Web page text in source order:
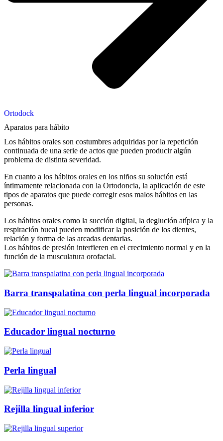
Ortodock
Aparatos para hábito
Los hábitos orales son costumbres adquiridas por la repetición
continuada de una serie de actos que pueden producir algún
problema de distinta severidad.
En cuanto a los hábitos orales en los niños su solución está
íntimamente relacionada con la Ortodoncia, la aplicación de este
tipos de aparatos que puede corregir esos malos hábitos en las
personas.
Los hábitos orales como la succión digital, la deglución atípica y la
respiración bucal pueden modificar la posición de los dientes,
relación y forma de las arcadas dentarias.
Los hábitos de presión interfieren en el crecimiento normal y en la
función de la musculatura orofacial.
Barra transpalatina con perla lingual incorporada
Educador lingual nocturno
Perla lingual
Rejilla lingual inferior